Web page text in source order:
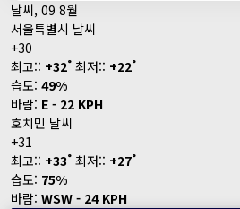
날씨, 09 8월
서울특별시 날씨
+30
최고:: +32° 최저:: +22°
습도: 49%
바람: E - 22 KPH
호치민 날씨
+31
최고:: +33° 최저:: +27°
습도: 75%
바람: WSW - 24 KPH